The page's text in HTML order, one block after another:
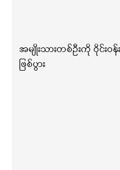
အမျိုးသားတစ်ဦးကို ဝိုင်းဝ
ဖြစ်ပွား